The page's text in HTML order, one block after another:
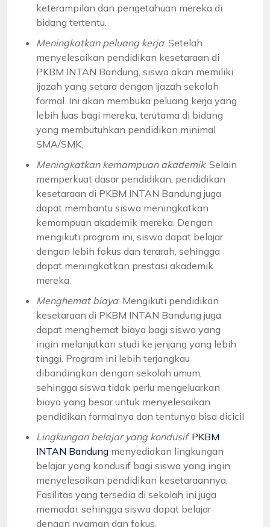
keterampilan dan pengetahuan mereka di
bidang tertentu.
Meningkatkan peluang kerja: Setelah
menyelesaikan pendidikan kesetaraan di
PKBM INTAN Bandung, siswa akan memiliki
ijazah yang setara dengan ijazah sekolah
formal. Ini akan membuka peluang kerja yang
lebih luas bagi mereka, terutama di bidang
yang membutuhkan pendidikan minimal
SMA/SMK.
Meningkatkan kemampuan akademik: Selain
memperkuat dasar pendidikan, pendidikan
kesetaraan di PKBM INTAN Bandung juga
dapat membantu siswa meningkatkan
kemampuan akademik mereka. Dengan
mengikuti program ini, siswa dapat belajar
dengan lebih fokus dan terarah, sehingga
dapat meningkatkan prestasi akademik
mereka.
Menghemat biaya: Mengikuti pendidikan
kesetaraan di PKBM INTAN Bandung juga
dapat menghemat biaya bagi siswa yang
ingin melanjutkan studi ke jenjang yang lebih
tinggi. Program ini lebih terjangkau
dibandingkan dengan sekolah umum,
sehingga siswa tidak perlu mengeluarkan
biaya yang besar untuk menyelesaikan
pendidikan formalnya dan tentunya bisa dicicil
Lingkungan belajar yang kondusif: PKBM
INTAN Bandung menyediakan lingkungan
belajar yang kondusif bagi siswa yang ingin
menyelesaikan pendidikan kesetaraannya.
Fasilitas yang tersedia di sekolah ini juga
memadai, sehingga siswa dapat belajar
dengan nyaman dan fokus.